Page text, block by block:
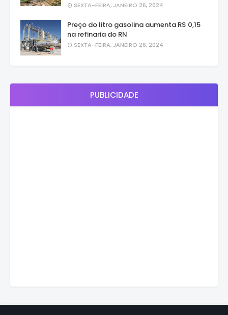
SEXTA-FEIRA, JANEIRO 26, 2024
Preço do litro gasolina aumenta R$ 0,15
na refinaria do RN
SEXTA-FEIRA, JANEIRO 26, 2024
PUBLICIDADE